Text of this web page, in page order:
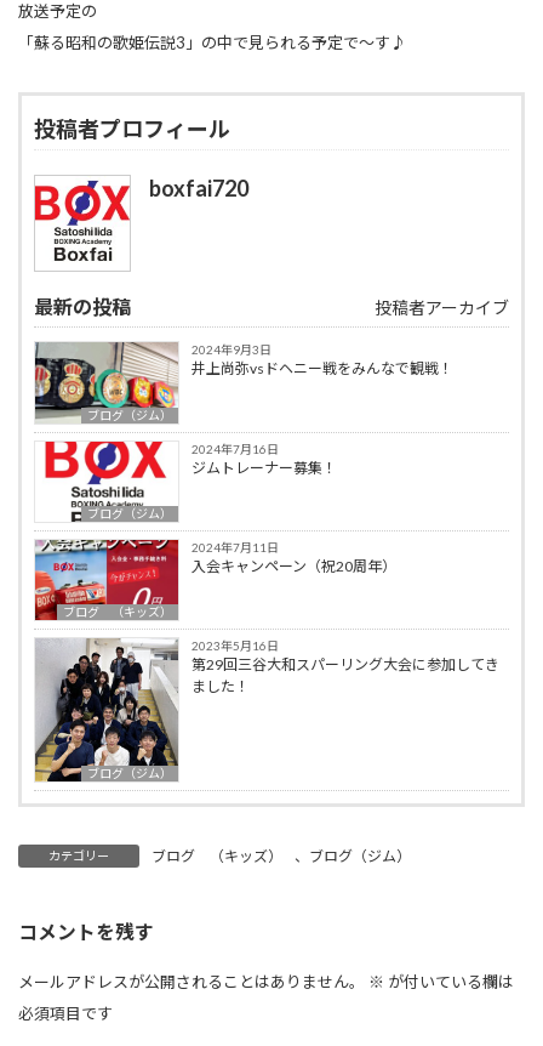
放送予定の
「蘇る昭和の歌姫伝説3」の中で見られる予定で～す♪
投稿者プロフィール
boxfai720
最新の投稿 投稿者アーカイブ
ブログ（ジム）
2024年9月3日
井上尚弥vsドヘニー戦をみんなで観戦！
ブログ（ジム）
2024年7月16日
ジムトレーナー募集！
ブログ （キッズ）
2024年7月11日
入会キャンペーン（祝20周年）
ブログ（ジム）
2023年5月16日
第29回三谷大和スパーリング大会に参加してき
ました！
カテゴリー ブログ （キッズ） 、 ブログ（ジム）
コメントを残す
メールアドレスが公開されることはありません。 ※ が付いている欄は
必須項目です